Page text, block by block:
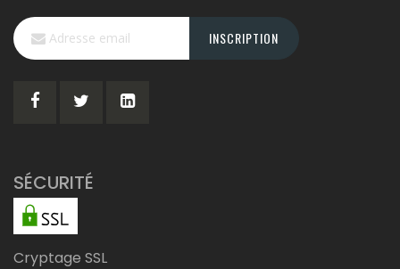
Inscription
à
notre
lettre
INSCRIPTION
SÉCURITÉ
Cryptage SSL